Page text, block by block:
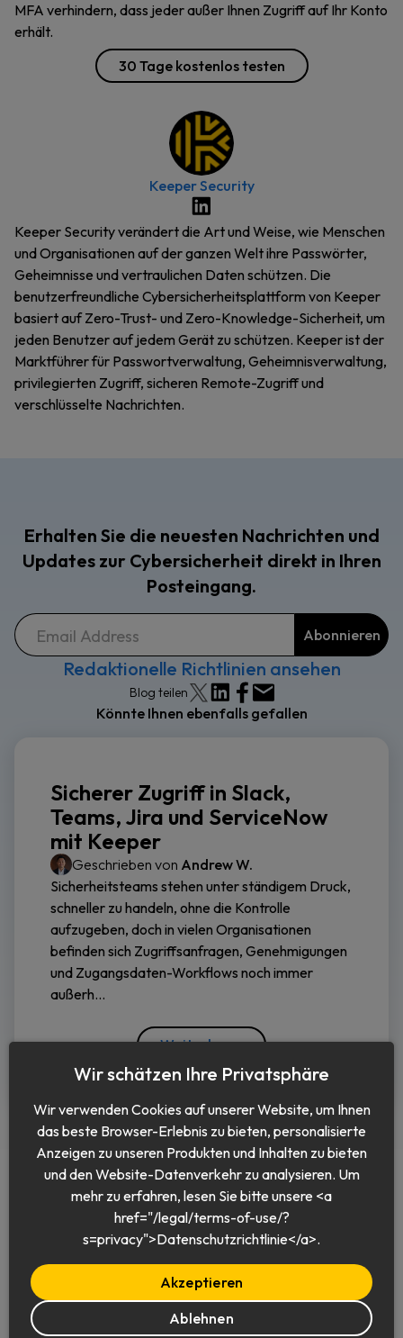
MFA verhindern, dass jeder außer Ihnen Zugriff auf Ihr Konto
erhält.
30 Tage kostenlos testen
Keeper Security
Keeper Security verändert die Art und Weise, wie Menschen
und Organisationen auf der ganzen Welt ihre Passwörter,
Geheimnisse und vertraulichen Daten schützen. Die
benutzerfreundliche Cybersicherheitsplattform von Keeper
basiert auf Zero-Trust- und Zero-Knowledge-Sicherheit, um
jeden Benutzer auf jedem Gerät zu schützen. Keeper ist der
Marktführer für Passwortverwaltung, Geheimnisverwaltung,
privilegierten Zugriff, sicheren Remote-Zugriff und
verschlüsselte Nachrichten.
Erhalten Sie die neuesten Nachrichten und
Updates zur Cybersicherheit direkt in Ihren
Posteingang.
Redaktionelle Richtlinien ansehen
Blog teilen
Könnte Ihnen ebenfalls gefallen
Sicherer Zugriff in Slack,
Teams, Jira und ServiceNow
mit Keeper
Geschrieben von Andrew W.
Sicherheitsteams stehen unter ständigem Druck,
schneller zu handeln, ohne die Kontrolle
aufzugeben, doch in vielen Organisationen
befinden sich Zugriffsanfragen, Genehmigungen
und Zugangsdaten-Workflows noch immer
außerh...
Weiterlesen
Deutsch
© 2026 Keeper Security, Inc.
Wir schätzen Ihre Privatsphäre
Wir verwenden Cookies auf unserer Website, um Ihnen
das beste Browser-Erlebnis zu bieten, personalisierte
Anzeigen zu unseren Produkten und Inhalten zu bieten
und den Website-Datenverkehr zu analysieren. Um
mehr zu erfahren, lesen Sie bitte unsere <a
href="/legal/terms-of-use/?
s=privacy">Datenschutzrichtlinie</a>.
Akzeptieren
Ablehnen